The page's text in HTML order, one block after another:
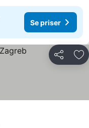
Se priser
Del